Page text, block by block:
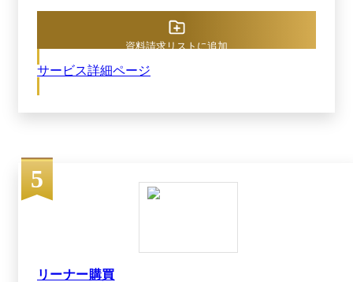
バーします。 強みは①資材調達と工事調達を両
立している点、②企業調査、BCP、価格分析など
する点、③さまざまな調達品目、生産管理システ
システム上で行えます。また、組織やプロジェク
ト別の予算消化状況を、リアルタイムでチェック
可能です。 ロットごとに見積依頼でき、調達分
類ごとにフォーマット設定を行えます。過去の依
ループ化して選択可能です。さらに、単価や金額
を基準にした細かな承認経路を設定できるだけで
サービス詳細ページ
資料請求リストに追加
5
リーナー購買